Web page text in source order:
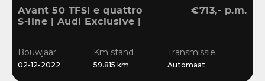
Avant 50 TFSI e quattro
S-line | Audi Exclusive |
| Blis | CarPlay
€713,- p.m.
Bouwjaar
02-12-2022
Km stand
59.815 km
Transmissie
Automaat